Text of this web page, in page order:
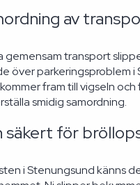
av
transport
över parkeringsproblem
fram till vigseln
smidig samordning.
säkert för
i Stenungsund känns